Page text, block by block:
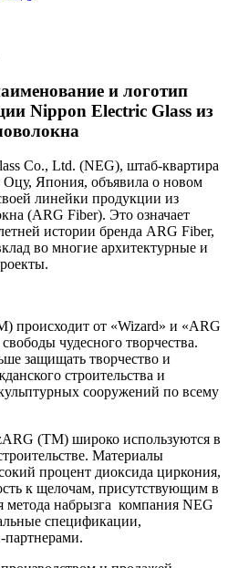
и логотип
Nippon Electric Glass из
Co., Ltd. (NEG), штаб-квартира
Оцу, Япония, объявила о новом
линейки продукции из
(ARG Fiber). Это означает
истории бренда ARG Fiber,
во многие архитектурные и
происходит от «Wizard» и «ARG
чудесного творчества.
защищать творчество и
строительства и
сооружений по всему
(TM) широко используются в
Материалы
процент диоксида циркония,
к щелочам, присутствующим в
метода набрызга компания NEG
спецификации,
партнерами.